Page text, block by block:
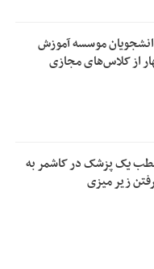
موسسه آموزش
از کلاس‌های مجازی
یک پزشک در کاشمر به
زیر میزی